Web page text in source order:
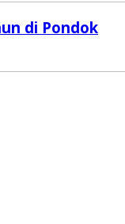
di Pondok